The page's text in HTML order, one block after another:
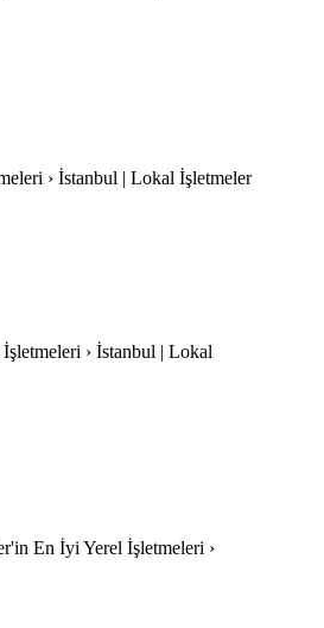
› İstanbul | Lokal İşletmeler
› İstanbul | Lokal
En İyi Yerel İşletmeleri ›